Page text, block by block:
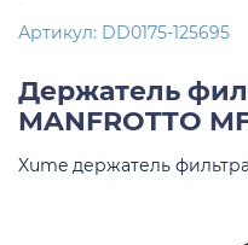
Артикул: DD0175-125695
Держатель
MANFROTTO
Xume держатель